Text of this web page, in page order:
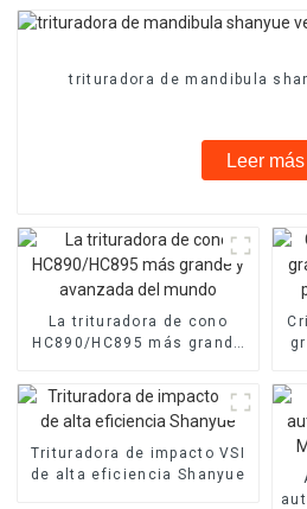
trituradora de mandibula
Leer más
La trituradora de cono
HC890/HC895 más grande
Trituradora de impacto VSI
de alta eficiencia Shanyue